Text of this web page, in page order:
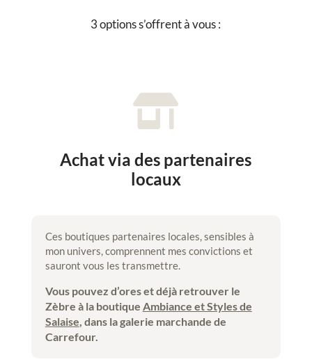
3 options s’offrent à vous :

Achat via des partenaires
locaux
Ces boutiques partenaires locales, sensibles à
mon univers, comprennent mes convictions et
sauront vous les transmettre.
Vous pouvez d’ores et déjà retrouver le
Zèbre à la boutique Ambiance et Styles de
Salaise, dans la galerie marchande de
Carrefour.